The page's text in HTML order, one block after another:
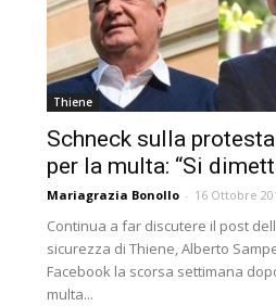
Thiene
Schneck sulla
per la multa: “Si
Mariagrazia Bonollo - 16 Ottobre
Continua a far discutere il post
sicurezza di Thiene, Alberto
Facebook la scorsa settimana
multa...